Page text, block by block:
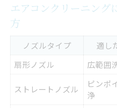
エアコンクリーニング
方
ノズルタイプ 適し
扇形ノズル
広範囲
ストレートノズル
ピンポ
浄